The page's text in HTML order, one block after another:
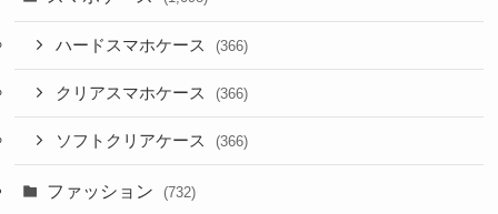
ハードスマホケース (366)
クリアスマホケース (366)
ソフトクリアケース (366)
ファッション (732)